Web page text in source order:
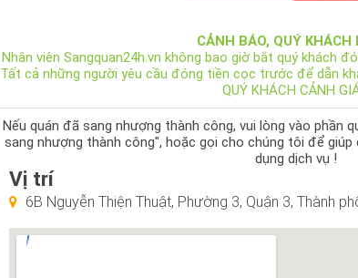
CẢNH BÁO, QUÝ KHÁCH
Nhân viên Sangquan24h.vn không bao giờ bắt quý khách
Tất cả những người yêu cầu đóng tiền cọc trước để dẫn
QUÝ KHÁCH CẢNH
Nếu quán đã sang nhượng thành công, vui lòng vào phần
sang nhượng thành công", hoặc gọi cho chúng tôi để
dụng dịch vụ !
Vị trí
6B Nguyễn Thiện Thuật, Phường 3, Quận 3, Thành